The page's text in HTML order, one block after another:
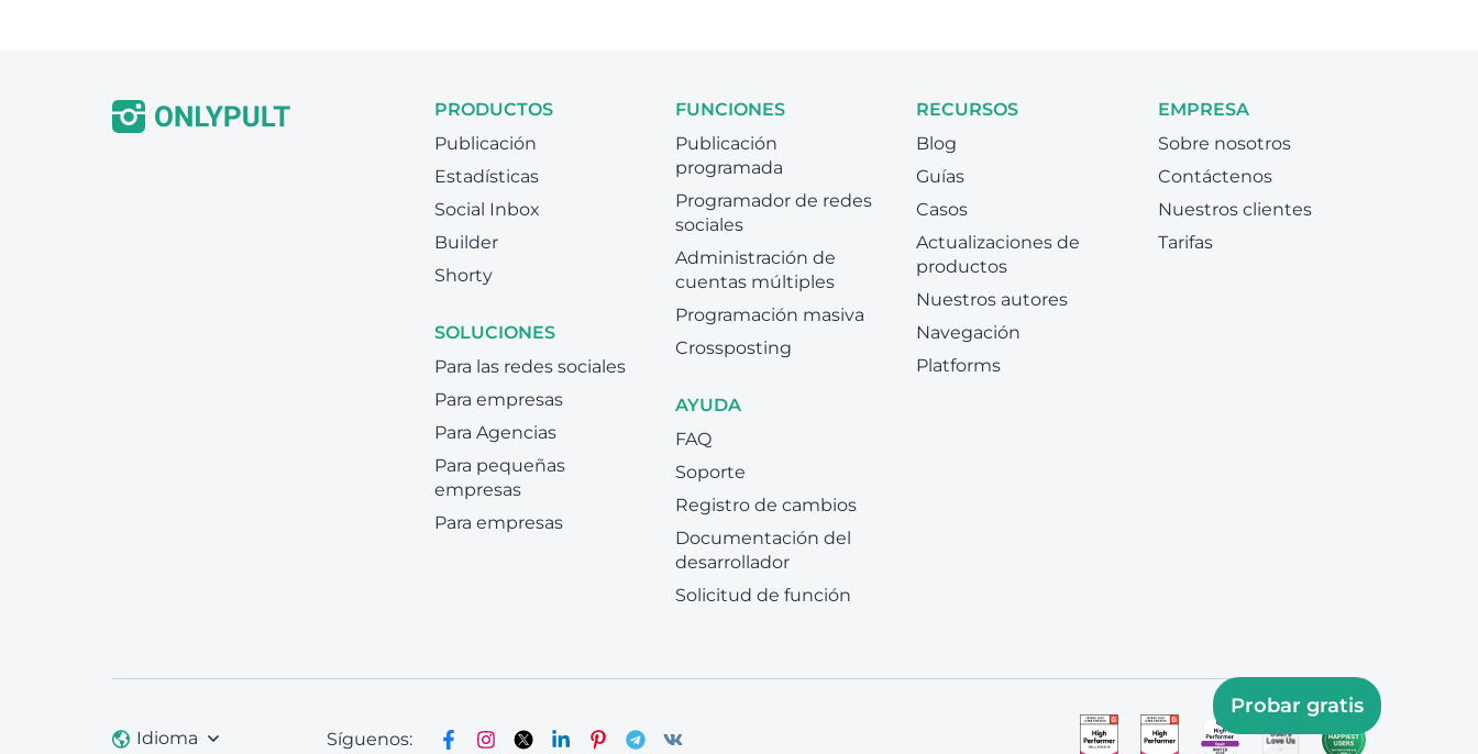
PRODUCTOS
Publicación
Estadísticas
Social Inbox
Builder
Shorty
SOLUCIONES
Para las redes sociales
Para empresas
Para Agencias
Para pequeñas
empresas
Para empresas
FUNCIONES
Publicación
programada
Programador de redes
sociales
Administración de
cuentas múltiples
Programación masiva
Crossposting
AYUDA
FAQ
Soporte
Registro de cambios
Documentación del
desarrollador
Solicitud de función
RECURSOS
Blog
Guías
Casos
Actualizaciones de
productos
Nuestros autores
Navegación
Platforms
EMPRESA
Sobre nosotros
Contáctenos
Nuestros clientes
Tarifas
Idioma Síguenos:
Probar gratis